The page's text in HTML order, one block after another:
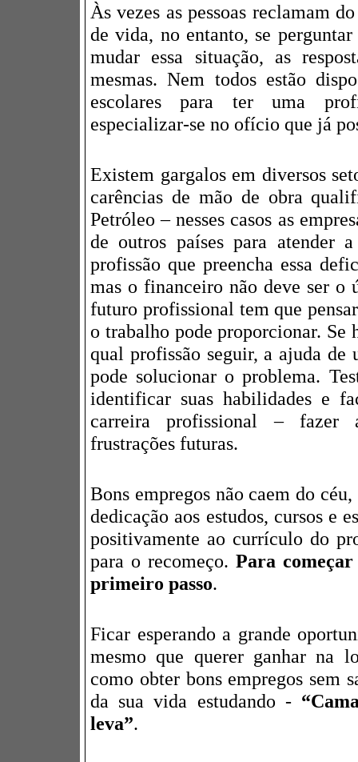
Às vezes as pessoas reclamam
de vida, no entanto, se
mudar essa situação, as
mesmas. Nem todos estão
escolares para ter uma
especializar-se no ofício que já
Existem gargalos em diversos
carências de mão de obra
Petróleo – nesses casos as
de outros países para atender
profissão que preencha essa
mas o financeiro não deve ser o
futuro profissional tem que
o trabalho pode proporcionar.
qual profissão seguir, a ajuda de
pode solucionar o problema.
identificar suas habilidades e
carreira profissional – fazer
frustrações futuras.
Bons empregos não caem do
dedicação aos estudos, cursos e
positivamente ao currículo do
para o recomeço. Para
primeiro passo.
Ficar esperando a grande
mesmo que querer ganhar na
como obter bons empregos sem
da sua vida estudando -
leva”.